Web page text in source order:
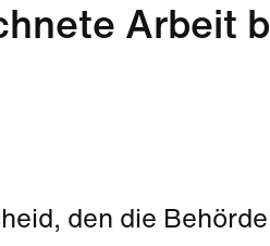
Arbeit
den die